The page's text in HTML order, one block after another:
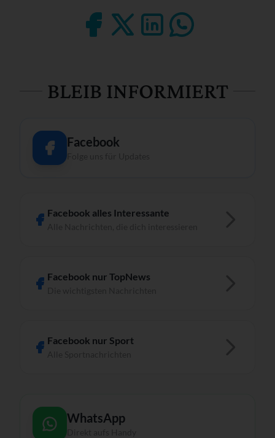
BLEIB INFORMIERT
Facebook
Facebook alles Interessante
Facebook nur TopNews
Facebook nur Sport
WhatsApp